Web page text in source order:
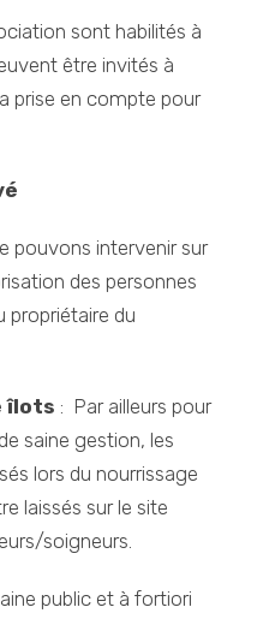
sont habilités à
être invités à
prise en compte pour
pouvons intervenir sur
des personnes
propriétaire du
îlots : Par ailleurs pour
saine gestion, les
lors du nourrissage
laissés sur le site
soigneurs.
public et à fortiori